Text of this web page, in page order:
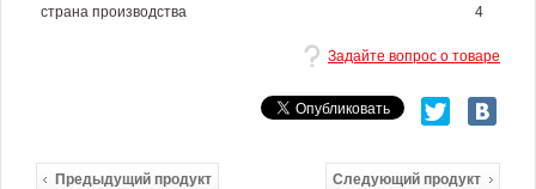
страна производства
4
Задайте вопрос о товаре
Предыдущий продукт Следующий продукт